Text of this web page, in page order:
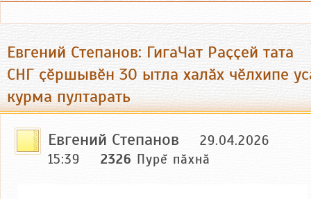
Евгений Степанов: ГигаЧат Раҫҫей тата
СНГ ҫӗршывӗн 30 ытла халӑх чӗлхипе
курма пултарать
Евгений Степанов
29.04.2026
15:39
2326 Пурĕ пăхнă